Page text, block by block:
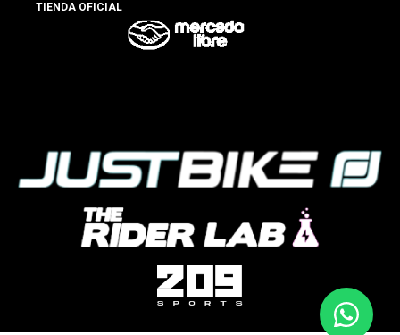
TIENDA OFICIAL